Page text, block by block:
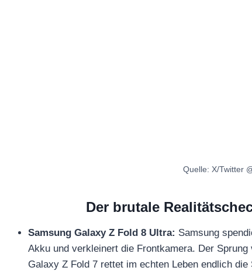
Quelle: X/Twitter
Der brutale
Samsung Galaxy Z Fold 8 Ultra: Samsung
Akku und verkleinert die Frontkamera. Der
Galaxy Z Fold 7 rettet im echten Leben endlich